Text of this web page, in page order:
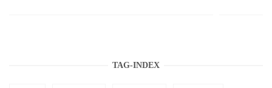
TAG-INDEX